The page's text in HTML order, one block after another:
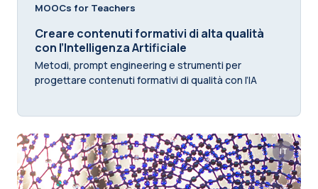
MOOCs for Teachers
Creare contenuti formativi di alta qualità
con l’Intelligenza Artificiale
Metodi, prompt engineering e strumenti per
progettare contenuti formativi di qualità con l’IA
IT